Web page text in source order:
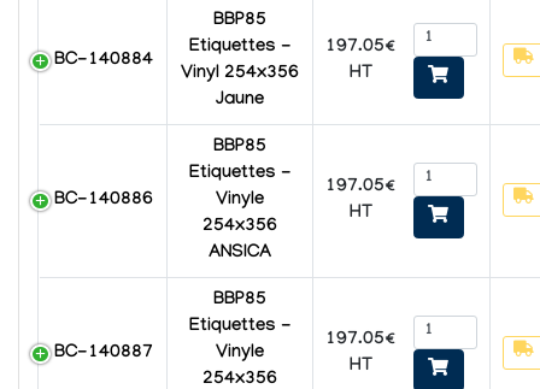
BC-140884
BBP85
Etiquettes -
Vinyl 254x356
Jaune
197.05€
HT
BC-140886
BBP85
Etiquettes -
Vinyle
254x356
ANSICA
197.05€
HT
BC-140887
BBP85
Etiquettes -
Vinyle
254x356
197.05€
HT